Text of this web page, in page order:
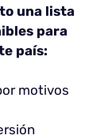
una lista
para
país:
motivos